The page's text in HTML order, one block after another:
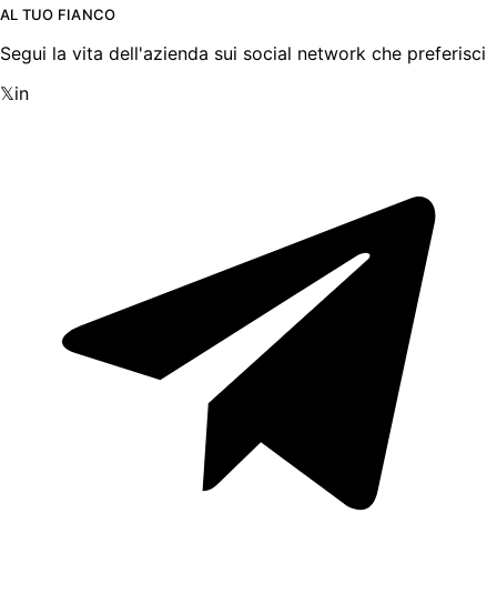
AL TUO FIANCO
Segui la vita dell'azienda sui social network che preferisci
𝕏in